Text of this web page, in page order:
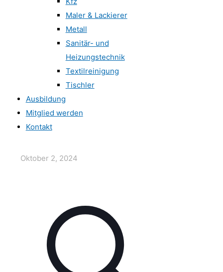
Maler & Lackierer
Metall
Sanitär- und
Heizungstechnik
Textilreinigung
Tischler
Ausbildung
Mitglied werden
Kontakt
Oktober 2, 2024